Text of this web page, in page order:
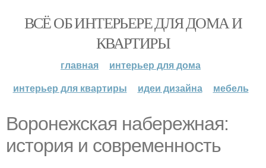
ВСЁ ОБ ИНТЕРЬЕРЕ ДЛЯ ДОМА И
КВАРТИРЫ
главная
интерьер для дома
интерьер для квартиры
идеи дизайна мебель
Воронежская набережная:
история и современность